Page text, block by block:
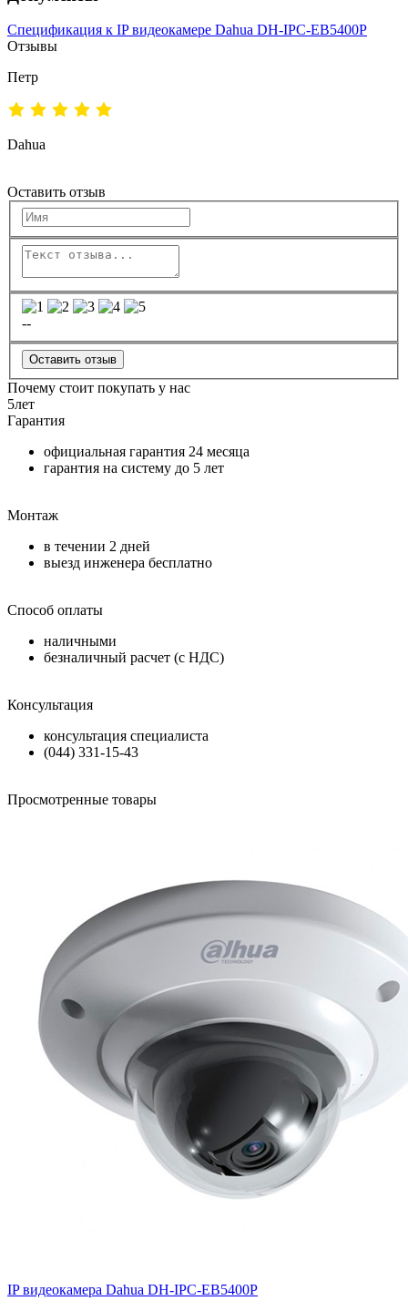
Спецификация к IP видеокамере Dahua DH-IPC-EB5400P
Отзывы
Петр
Dahua
Оставить отзыв
--
Оставить отзыв
Почему стоит покупать у нас
5лет
Гарантия
официальная гарантия 24 месяца
гарантия на систему до 5 лет
Монтаж
в течении 2 дней
выезд инженера бесплатно
Способ оплаты
наличными
безналичный расчет (с НДС)
Консультация
консультация специалиста
(044) 331-15-43
Просмотренные товары
IP видеокамера Dahua DH-IPC-EB5400P